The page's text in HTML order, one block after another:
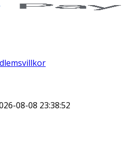
08-08 23:38:52